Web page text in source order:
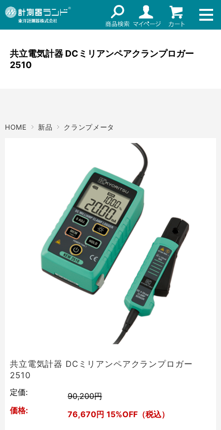
ネット通販（リセール）
ご利用ガイド
メーカーショップ
店舗情報
メーカー名
価格帯
共立電気計器 DCミリアンペアクランプロガー
2510
HOME 新品 クランプメータ
共立電気計器 DCミリアンペアクランプロガー
2510
定価:
90,200円
価格:
76,670円 15%OFF（税込）